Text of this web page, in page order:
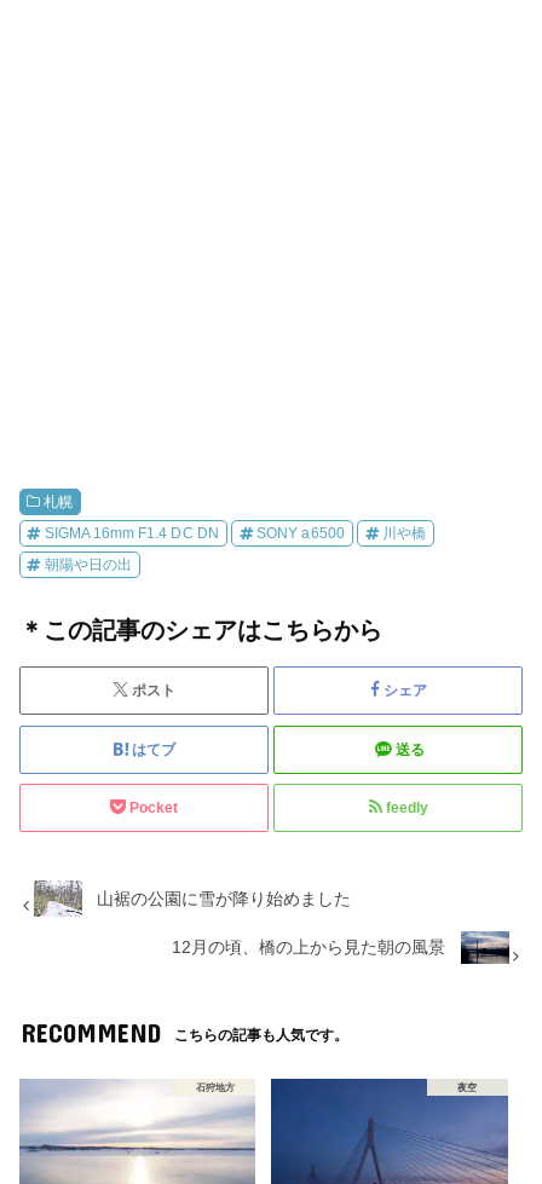
札幌
SIGMA 16mm F1.4 DC DN SONY a6500 川や橋
朝陽や日の出
＊この記事のシェアはこちらから
ポスト シェア
はてブ 送る
Pocket feedly
山裾の公園に雪が降り始めました
12月の頃、橋の上から見た朝の風景
RECOMMEND こちらの記事も人気です。
石狩地方 夜空